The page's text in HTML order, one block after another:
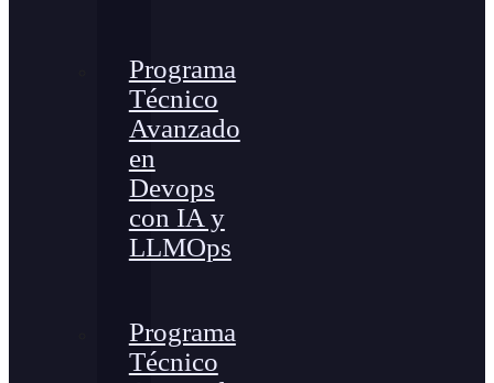
Programa
Técnico
Avanzado
en
Devops
con IA y
LLMOps
Programa
Técnico